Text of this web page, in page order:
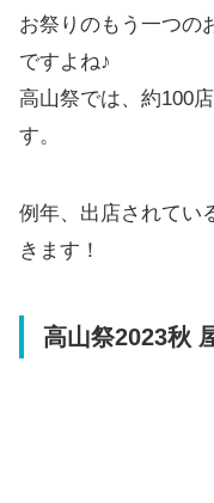
お祭りのもう一つの
ですよね♪
高山祭では、約100
す。
例年、出店されてい
きます！
高山祭2023秋